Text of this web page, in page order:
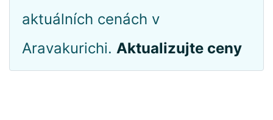
aktuálních cenách v
Aravakurichi. Aktualizujte ceny